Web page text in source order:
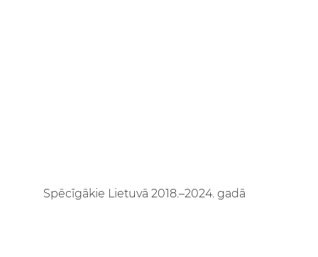
Spēcīgākie Lietuvā 2018.–2024. gadā